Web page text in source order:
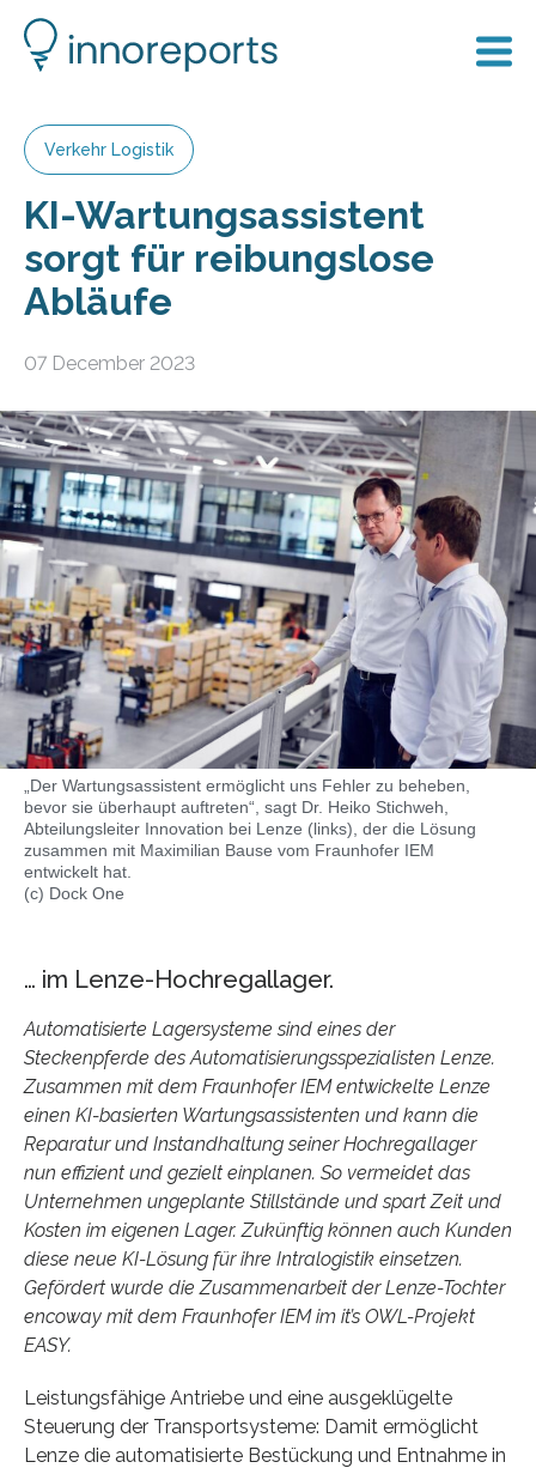
Verkehr Logistik
KI-Wartungsassistent
sorgt für reibungslose
Abläufe
07 December 2023
„Der Wartungsassistent ermöglicht uns Fehler zu beheben,
bevor sie überhaupt auftreten“, sagt Dr. Heiko Stichweh,
Abteilungsleiter Innovation bei Lenze (links), der die Lösung
zusammen mit Maximilian Bause vom Fraunhofer IEM
entwickelt hat.
(c) Dock One
… im Lenze-Hochregallager.
Automatisierte Lagersysteme sind eines der
Steckenpferde des Automatisierungsspezialisten Lenze.
Zusammen mit dem Fraunhofer IEM entwickelte Lenze
einen KI-basierten Wartungsassistenten und kann die
Reparatur und Instandhaltung seiner Hochregallager
nun effizient und gezielt einplanen. So vermeidet das
Unternehmen ungeplante Stillstände und spart Zeit und
Kosten im eigenen Lager. Zukünftig können auch Kunden
diese neue KI-Lösung für ihre Intralogistik einsetzen.
Gefördert wurde die Zusammenarbeit der Lenze-Tochter
encoway mit dem Fraunhofer IEM im it’s OWL-Projekt
EASY.
Leistungsfähige Antriebe und eine ausgeklügelte
Steuerung der Transportsysteme: Damit ermöglicht
Lenze die automatisierte Bestückung und Entnahme in